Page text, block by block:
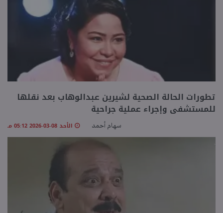
تطورات الحالة الصحية لشيرين عبدالوهاب بعد نقلها
للمستشفى وإجراء عملية جراحية
سهام أحمد الأحد 08-03-2026 05:12 مـ